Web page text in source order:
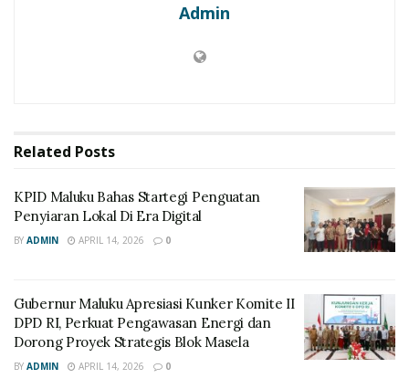
Admin
Related Posts
KPID Maluku Bahas Startegi Penguatan
Penyiaran Lokal Di Era Digital
BY ADMIN APRIL 14, 2026 0
Gubernur Maluku Apresiasi Kunker Komite II
DPD RI, Perkuat Pengawasan Energi dan
Dorong Proyek Strategis Blok Masela
BY ADMIN APRIL 14, 2026 0